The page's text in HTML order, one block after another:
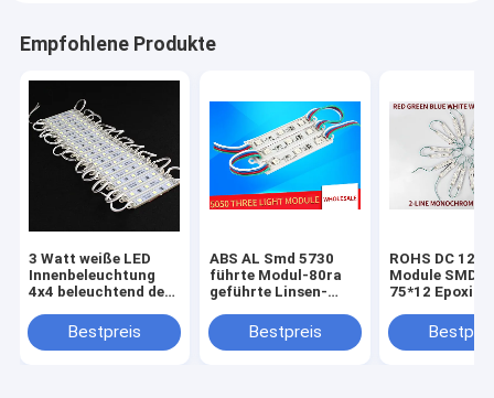
Empfohlene Produkte
3 Watt weiße LED
Innenbeleuchtung
4x4 beleuchtend der
Bestpreis
ABS AL Smd 5730
führte Modul-80ra
geführte Linsen-
180 GradBestpreis
ROHS DC 12V
Module
75*12 Epoxid-